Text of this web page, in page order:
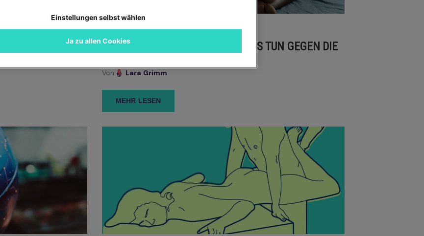
SEX ZU DRITT!
SexBeziehungen 13.787 Ansichten
KEIN SEX IN DER BEZIEHUNG: WAS TUN GEGEN DIE
Von Lara Grimm
MEHR LESEN
Einstellungen selbst wählen
Ja zu allen Cookies